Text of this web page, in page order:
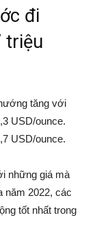
đi
triệu
tăng với
USD/ounce.
USD/ounce.
những giá mà
năm 2022, các
tốt nhất trong